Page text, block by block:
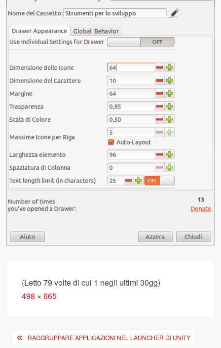
(Letto 79 volte di cui 1 negli ultimi 30gg)
Full
498 × 665
Navigazione
RAGGRUPPARE APPLICAZIONI NEL LAUNCHER DI UNITY